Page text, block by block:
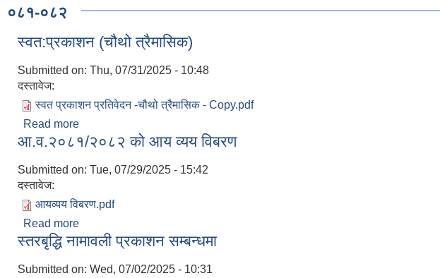
०८१-०८२
स्वत:प्रकाशन (चौथो त्रैमासिक)
Submitted on: Thu, 07/31/2025 - 10:48
दस्तावेज:
स्वत प्रकाशन प्रतिवेदन -चौथो त्रैमासिक - Copy.pdf
Read more
आ.व.२०८१/२०८२ को आय व्यय विबरण
Submitted on: Tue, 07/29/2025 - 15:42
दस्तावेज:
आयव्यय विबरण.pdf
Read more
स्तरबृद्धि नामावली प्रकाशन सम्बन्धमा
Submitted on: Wed, 07/02/2025 - 10:31